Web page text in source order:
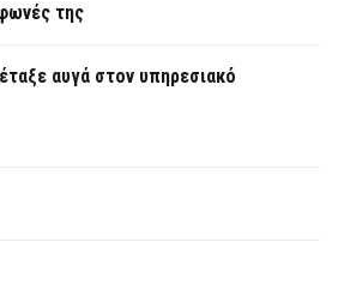
της
αυγά στον υπηρεσιακό